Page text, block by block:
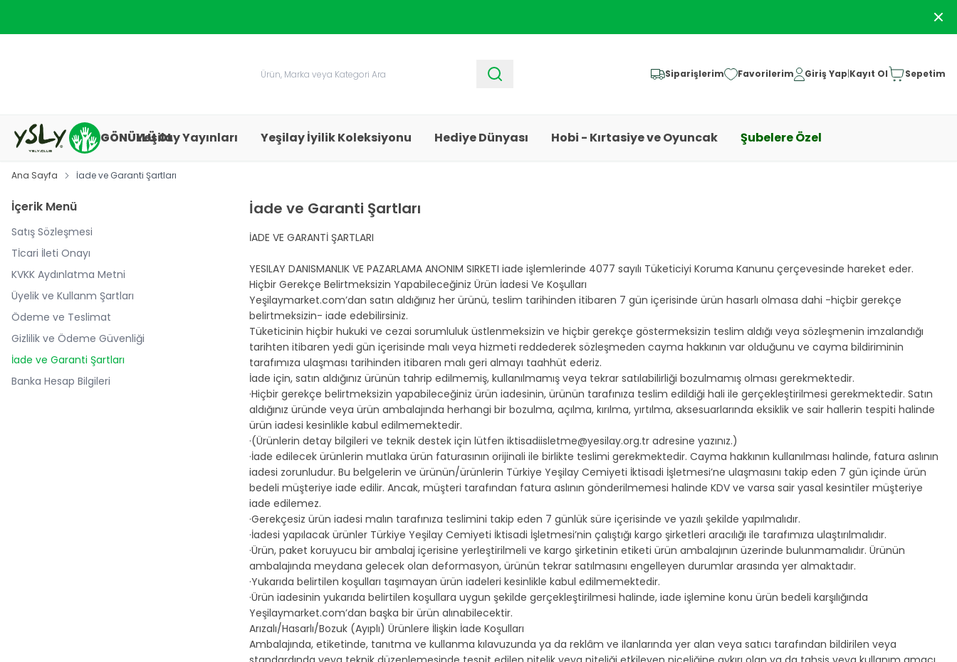
Siparişlerim Favorilerim Giriş Yap|Kayıt Ol Sepetim
Yeşilay Yayınları Yeşilay İyilik Koleksiyonu Hediye Dünyası Hobi - Kırtasiye ve Oyuncak Şubelere Özel
GÖNÜLLÜ OL
Ana Sayfa İade ve Garanti Şartları
İçerik Menü
Satış Sözleşmesi
Tİcari İleti Onayı
KVKK Aydınlatma Metni
Üyelik ve Kullanm Şartları
Ödeme ve Teslimat
Gizlilik ve Ödeme Güvenliği
İade ve Garanti Şartları
Banka Hesap Bilgileri
İade ve Garanti Şartları
İADE VE GARANTİ ŞARTLARI
YESILAY DANISMANLIK VE PAZARLAMA ANONIM SIRKETI iade işlemlerinde 4077 sayılı Tüketiciyi Koruma Kanunu çerçevesinde hareket eder.
Hiçbir Gerekçe Belirtmeksizin Yapabileceğiniz Ürün İadesi Ve Koşulları
Yeşilaymarket.com’dan satın aldığınız her ürünü, teslim tarihinden itibaren 7 gün içerisinde ürün hasarlı olmasa dahi -hiçbir gerekçe
belirtmeksizin- iade edebilirsiniz.
Tüketicinin hiçbir hukuki ve cezai sorumluluk üstlenmeksizin ve hiçbir gerekçe göstermeksizin teslim aldığı veya sözleşmenin imzalandığı
tarihten itibaren yedi gün içerisinde malı veya hizmeti reddederek sözleşmeden cayma hakkının var olduğunu ve cayma bildiriminin
tarafımıza ulaşması tarihinden itibaren malı geri almayı taahhüt ederiz.
İade için, satın aldığınız ürünün tahrip edilmemiş, kullanılmamış veya tekrar satılabilirliği bozulmamış olması gerekmektedir.
·Hiçbir gerekçe belirtmeksizin yapabileceğiniz ürün iadesinin, ürünün tarafınıza teslim edildiği hali ile gerçekleştirilmesi gerekmektedir. Satın
aldığınız üründe veya ürün ambalajında herhangi bir bozulma, açılma, kırılma, yırtılma, aksesuarlarında eksiklik ve sair hallerin tespiti halinde
ürün iadesi kesinlikle kabul edilmemektedir.
·(Ürünlerin detay bilgileri ve teknik destek için lütfen iktisadiisletme@yesilay.org.tr adresine yazınız.)
·İade edilecek ürünlerin mutlaka ürün faturasının orijinali ile birlikte teslimi gerekmektedir. Cayma hakkının kullanılması halinde, fatura aslının
iadesi zorunludur. Bu belgelerin ve ürünün/ürünlerin Türkiye Yeşilay Cemiyeti İktisadi İşletmesi’ne ulaşmasını takip eden 7 gün içinde ürün
bedeli müşteriye iade edilir. Ancak, müşteri tarafından fatura aslının gönderilmemesi halinde KDV ve varsa sair yasal kesintiler müşteriye
iade edilemez.
·Gerekçesiz ürün iadesi malın tarafınıza teslimini takip eden 7 günlük süre içerisinde ve yazılı şekilde yapılmalıdır.
·İadesi yapılacak ürünler Türkiye Yeşilay Cemiyeti İktisadi İşletmesi’nin çalıştığı kargo şirketleri aracılığı ile tarafımıza ulaştırılmalıdır.
·Ürün, paket koruyucu bir ambalaj içerisine yerleştirilmeli ve kargo şirketinin etiketi ürün ambalajının üzerinde bulunmamalıdır. Ürünün
ambalajında meydana gelecek olan deformasyon, ürünün tekrar satılmasını engelleyen durumlar arasında yer almaktadır.
·Yukarıda belirtilen koşulları taşımayan ürün iadeleri kesinlikle kabul edilmemektedir.
·Ürün iadesinin yukarıda belirtilen koşullara uygun şekilde gerçekleştirilmesi halinde, iade işlemine konu ürün bedeli karşılığında
Yeşilaymarket.com’dan başka bir ürün alınabilecektir.
Arızalı/Hasarlı/Bozuk (Ayıplı) Ürünlere İlişkin İade Koşulları
Ambalajında, etiketinde, tanıtma ve kullanma kılavuzunda ya da reklâm ve ilanlarında yer alan veya satıcı tarafından bildirilen veya